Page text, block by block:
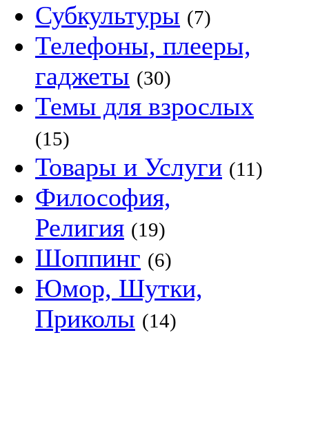
Субкультуры (7)
Телефоны, плееры,
гаджеты (30)
Темы для взрослых
(15)
Товары и Услуги (11)
Философия,
Религия (19)
Шоппинг (6)
Юмор, Шутки,
Приколы (14)